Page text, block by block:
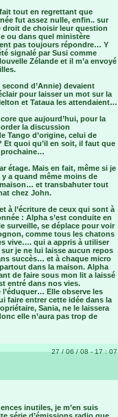
tout en regrettant que
fut assez nulle, enfin.. sur
de choisir leur question
ou dans quel ministère
pas toujours répondre… Y
signalé par Susi comme
Zélande et il m’a envoyé
d’Annie) devaient
pour laisser un mot sur la
et Tataua les attendaient…
que aujourd’hui, pour la
la discussion
Tango d’origine, celui de
Et quoi qu’il en soit, il faut que
prochaine…
étage. Mais en fait, même si je
a quand même moins de
maison… et transbahuter tout
chez John.
à l’écriture de ceux qui sont à
: Alpha s’est conduite en
surveille, se déplace pour voir
comme tous les chatons
vive…. qui a appris à utiliser
je ne lui laisse aucun repos
succès… et à chaque micro
dans la maison. Alpha
de faire sous mon lit a laissé
entré dans nos vies.
l’éduquer… Elle observe les
faire entrer cette idée dans la
Sania, ne le laissera
elle n’aura pas trop de
27 / 06 / 08 - 17 : 07
inutiles, je m’en suis